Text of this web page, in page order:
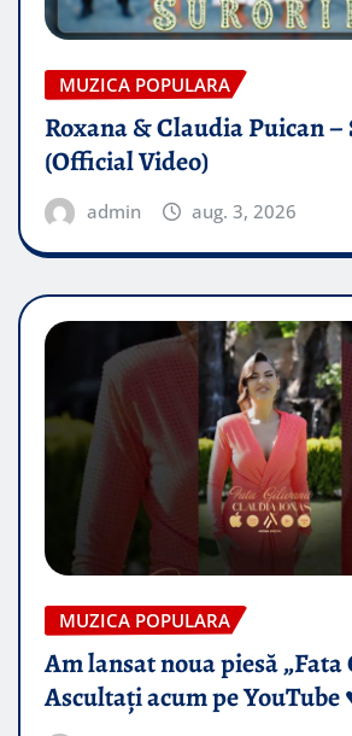
MUZICA POPULARA
Roxana & Claudia Puican
(Official Video)
admin aug. 3, 2026
MUZICA POPULARA
Am lansat noua piesă „Fata
Ascultați acum pe YouTube